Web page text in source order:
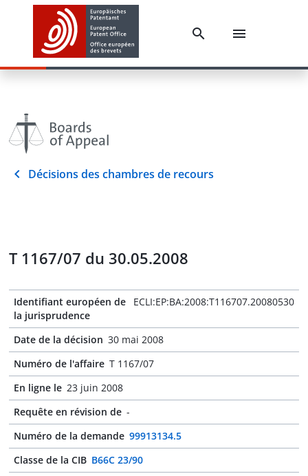
Décisions des chambres de recours
T 1167/07 du 30.05.2008
Identifiant européen de
la jurisprudence
ECLI:EP:BA:2008:T116707.20080530
Date de la décision 30 mai 2008
Numéro de l'affaire T 1167/07
En ligne le 23 juin 2008
Requête en révision de -
Numéro de la demande 99913134.5
Classe de la CIB B66C 23/90